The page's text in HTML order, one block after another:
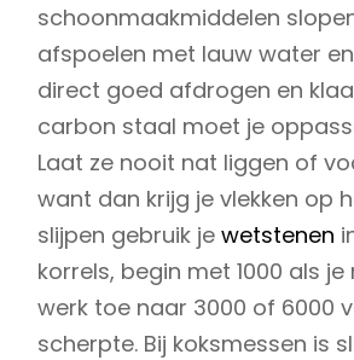
schoonmaakmiddelen
afspoelen met lauw water
direct goed afdrogen en
carbon staal moet je
Laat ze nooit nat liggen of
want dan krijg je vlekken op
slijpen gebruik jewetstenen
korrels, begin met 1000 als
werk toe naar 3000 of 6000
scherpte. Bij koksmessen is